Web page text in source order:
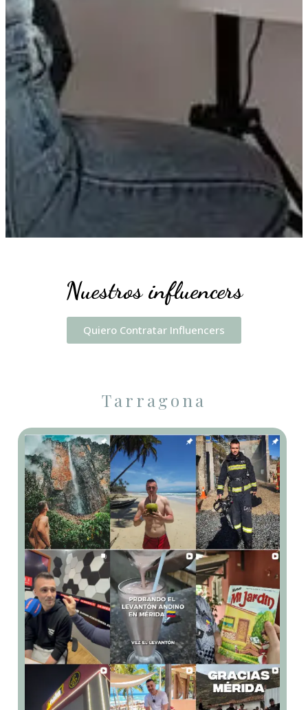
Nuestros influencers
Quiero Contratar Influencers
Tarragona